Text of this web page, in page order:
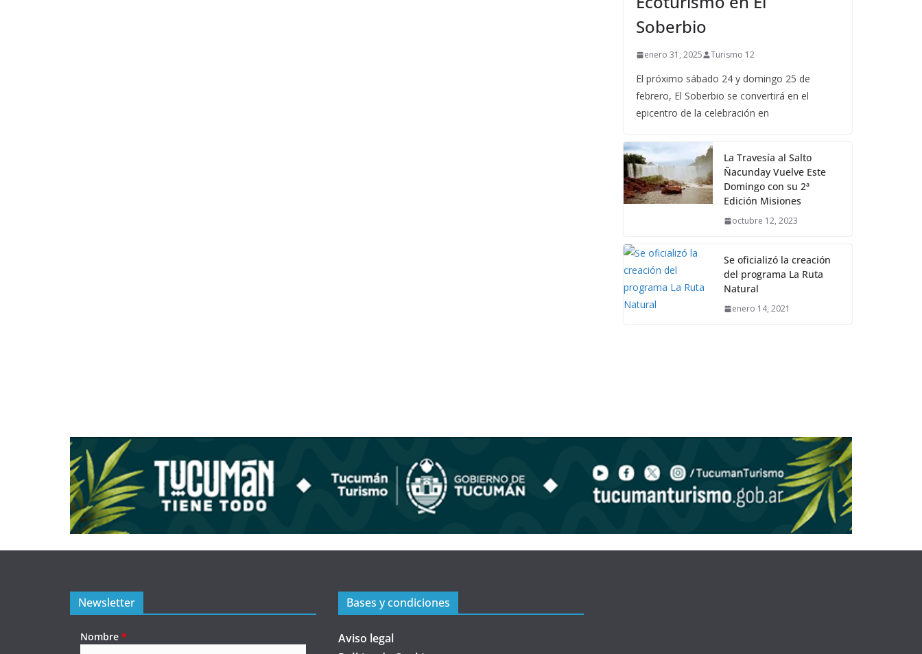
Soberbio
enero 31, 2025 Turismo 12
El próximo sábado 24 y domingo 25 de
febrero, El Soberbio se convertirá en el
epicentro de la celebración en
La Travesía al Salto
Ñacunday Vuelve Este
Domingo con su 2ª
Edición Misiones
octubre 12, 2023
Se oficializó la creación
del programa La Ruta
Natural
enero 14, 2021
Newsletter
Nombre *
Bases y condiciones
Aviso legal